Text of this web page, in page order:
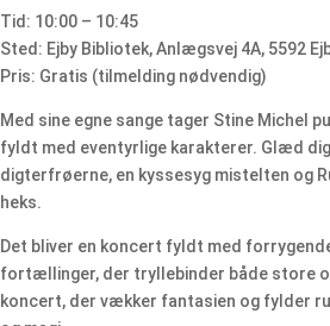
Tid: 10:00 – 10:45
Sted: Ejby Bibliotek, Anlægsvej 4A, 5592
Pris: Gratis (tilmelding nødvendig)
Med sine egne sange tager Stine Michel
fyldt med eventyrlige karakterer. Glæd
digterfrøerne, en kyssesyg mistelten og
heks.
Det bliver en koncert fyldt med
fortællinger, der tryllebinder både store
koncert, der vækker fantasien og fylder